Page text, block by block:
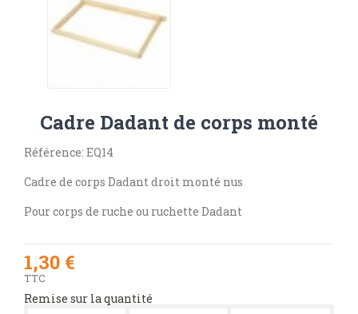
Cadre Dadant de corps monté
Référence: EQ14
Cadre de corps Dadant droit monté nus
Pour corps de ruche ou ruchette Dadant
1,30 €
TTC
Remise sur la quantité